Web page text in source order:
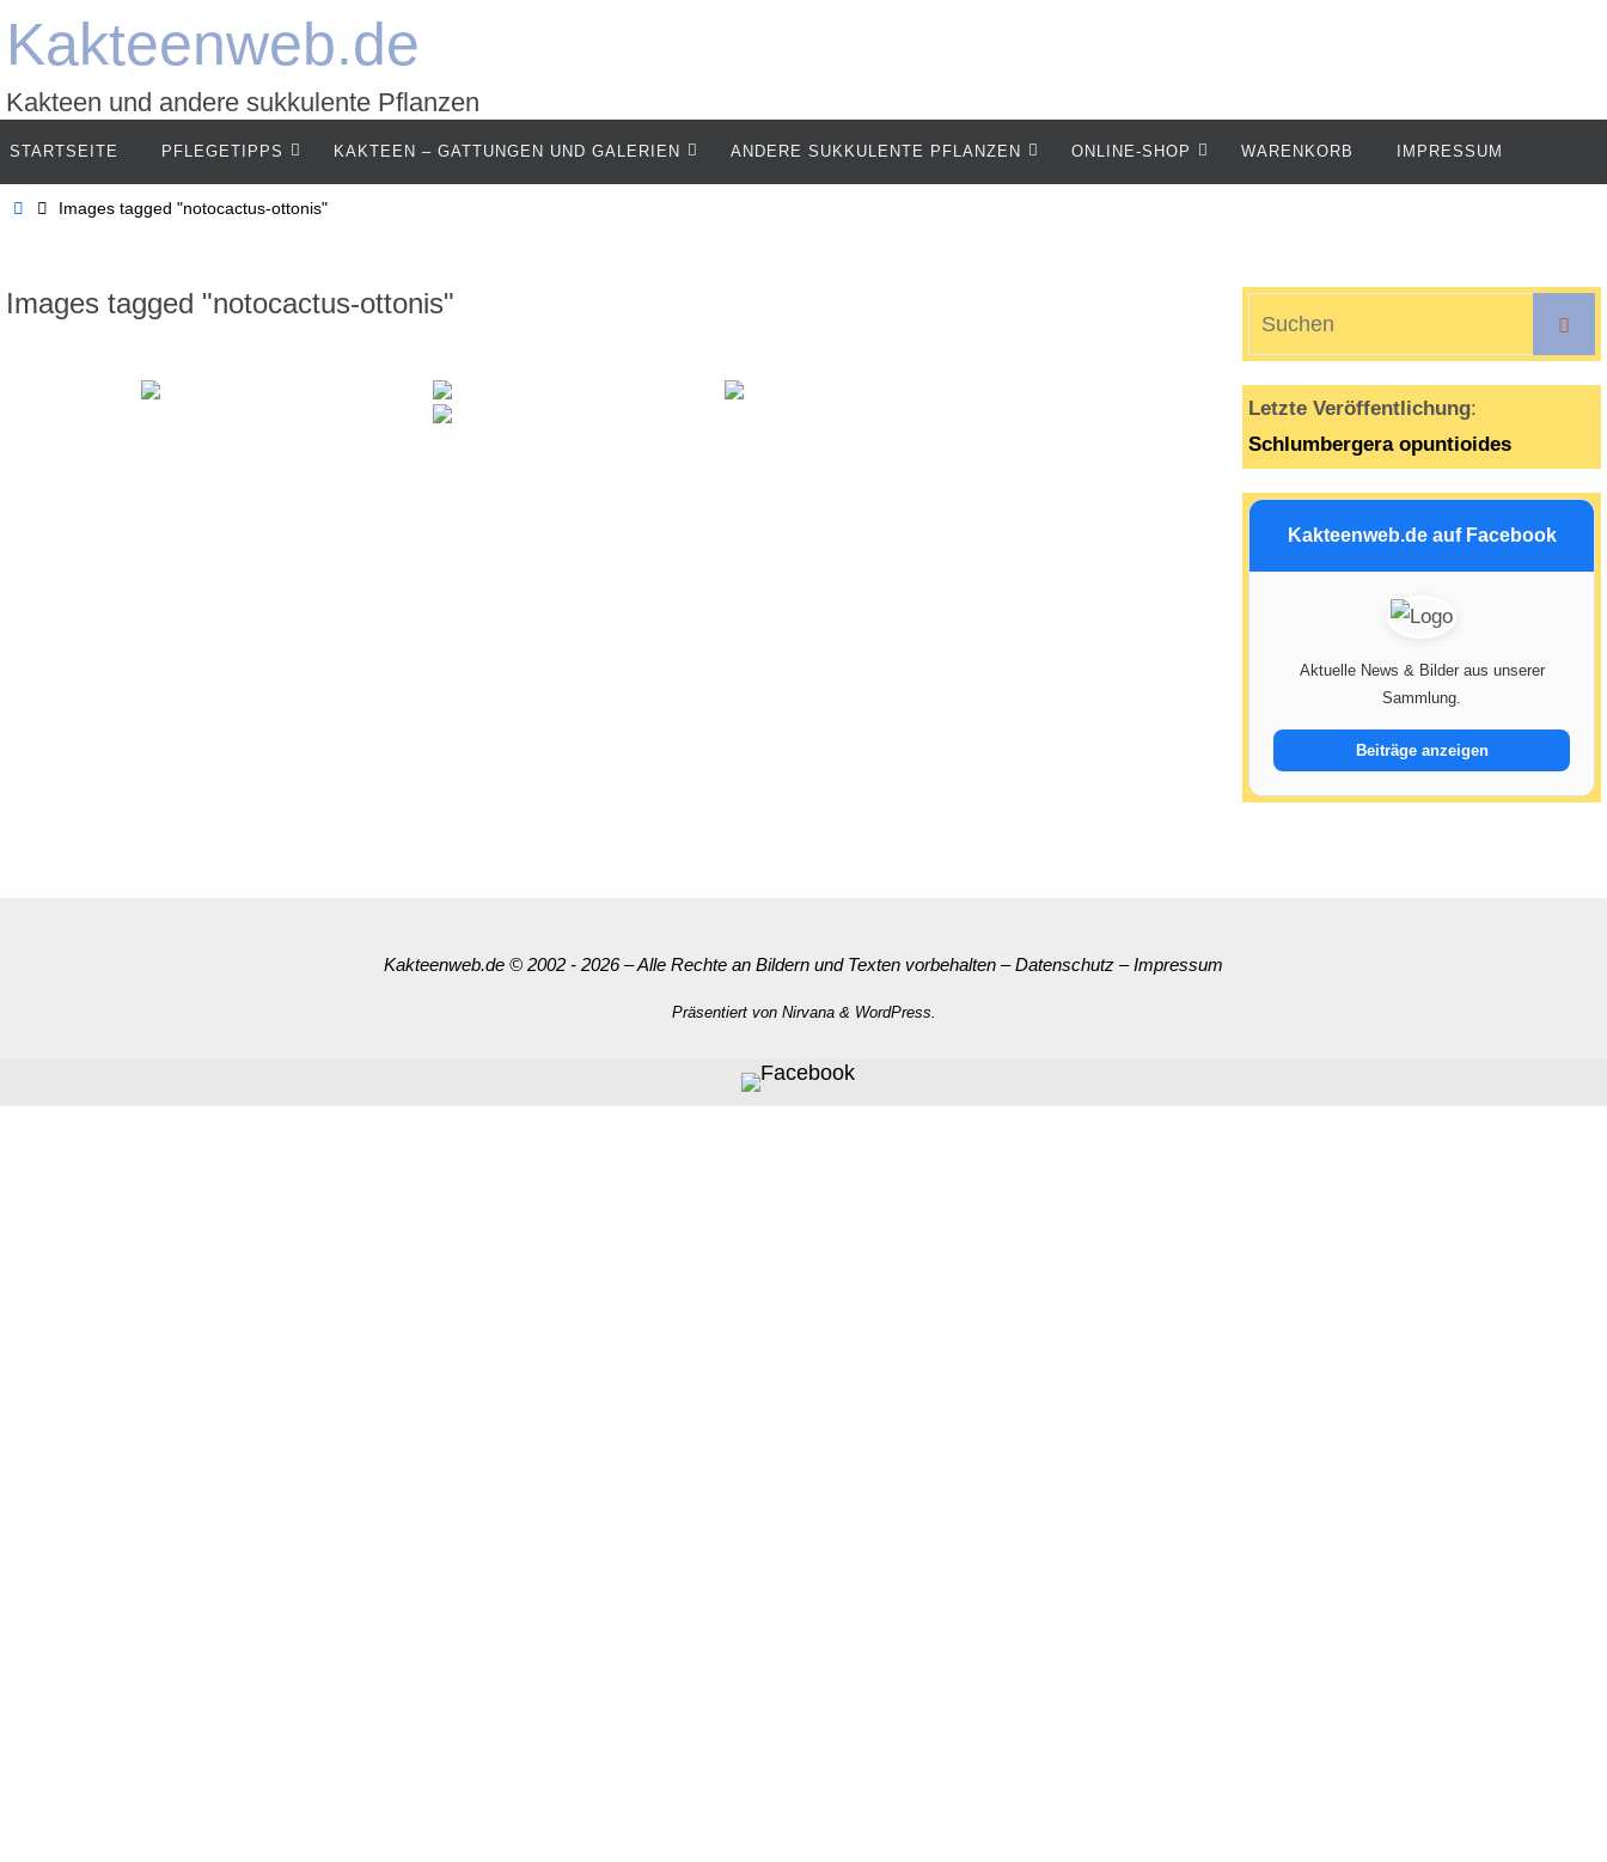
Zum
Inhalt
springen
Kakteenweb.de
Kakteen und andere sukkulente Pflanzen
Inhalt
STARTSEITE PFLEGETIPPS KAKTEEN – GATTUNGEN UND GALERIEN ANDERE SUKKULENTE PFLANZEN ONLINE-SHOP WARENKORB IMPRESSUM
StartImages tagged "notocactus-ottonis"
Images tagged "notocactus-ottonis"
Letzte Veröffentlichung:
Schlumbergera opuntioides
Kakteenweb.de auf Facebook
Aktuelle News & Bilder aus unserer
Sammlung.
Beiträge anzeigen
Kakteenweb.de © 2002 - 2026 – Alle Rechte an Bildern und Texten vorbehalten –Datenschutz –Impressum
Präsentiert von Nirvana& WordPress.